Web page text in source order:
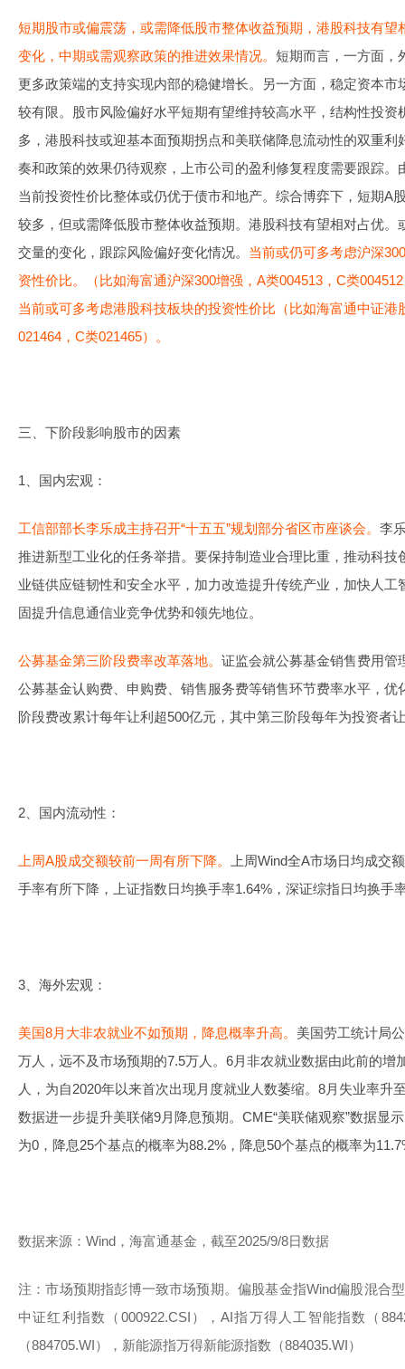
短期股市或偏震荡，或需降低股市整体收益预期，港股科技有
变化，中期或需观察政策的推进效果情况。 短期而言，一方面，
更多政策端的支持实现内部的稳健增长。另一方面，稳定资本
较有限。股市风险偏好水平短期有望维持较高水平，结构性投资
多，港股科技或迎基本面预期拐点和美联储降息流动性的双重
奏和政策的效果仍待观察，上市公司的盈利修复程度需要跟踪
当前投资性价比整体或仍优于债市和地产。综合博弈下，短期A
较多，但或需降低股市整体收益预期。港股科技有望相对占优
交量的变化，跟踪风险偏好变化情况。 当前或仍可多考虑沪深
资性价比。（比如海富通沪深300增强，A类004513，C类
当前或可多考虑港股科技板块的投资性价比（比如海富通中证港
021464，C类021465）。
三、下阶段影响股市的因素
1、国内宏观：
工信部部长李乐成主持召开“十五五”规划部分省区市座谈会。 李
推进新型工业化的任务举措。要保持制造业合理比重，推动科
业链供应链韧性和安全水平，加力改造提升传统产业，加快人
固提升信息通信业竞争优势和领先地位。
公募基金第三阶段费率改革落地。 证监会就公募基金销售费用管
公募基金认购费、申购费、销售服务费等销售环节费率水平，
阶段费改累计每年让利超500亿元，其中第三阶段每年为投资者
2、国内流动性：
上周A股成交额较前一周有所下降。
上周Wind全A市场日均成交
手率有所下降，上证指数日均换手率1.64%，深证综指日均换手
3、海外宏观：
美国8月大非农就业不如预期，降息概率升高。 美国劳工统计局
万人，远不及市场预期的7.5万人。6月非农就业数据由此前的增
人，为自2020年以来首次出现月度就业人数萎缩。8月失业率升
数据进一步提升美联储9月降息预期。CME“美联储观察”数据显
为0，降息25个基点的概率为88.2%，降息50个基点的概率为
数据来源：Wind，海富通基金，截至2025/9/8日数据
注：市场预期指彭博一致市场预期。偏股基金指Wind偏股混合
中证红利指数（000922.CSI），AI指万得人工智能指数（
（884705.WI），新能源指万得新能源指数（884035.WI）